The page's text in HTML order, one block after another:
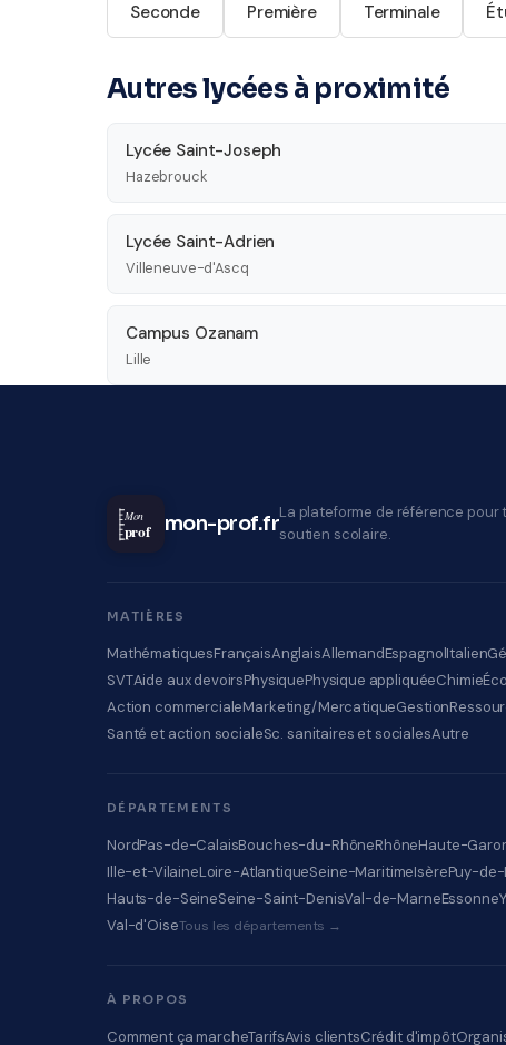
Seconde Première Terminale
Autres lycées à proximité
Lycée Saint-Joseph
Hazebrouck
Lycée Saint-Adrien
Villeneuve-d'Ascq
Campus Ozanam
Lille
Mon
prof mon-prof.frLa plateforme de référence pour
soutien scolaire.
MATIÈRES
MathématiquesFrançaisAnglaisAllemandEspagnolItalien
SVTAide aux devoirsPhysiquePhysique appliquéeChimie
Action commercialeMarketing/MercatiqueGestion
Santé et action socialeSc. sanitaires et socialesAutre
DÉPARTEMENTS
NordPas-de-CalaisBouches-du-RhôneRhôneHaute-
Ille-et-VilaineLoire-AtlantiqueSeine-MaritimeIsèrePuy-de-
Hauts-de-SeineSeine-Saint-DenisVal-de-MarneEssonne
Val-d'OiseTous les départements →
À PROPOS
Comment ça marcheTarifsAvis clientsCrédit d'impôt